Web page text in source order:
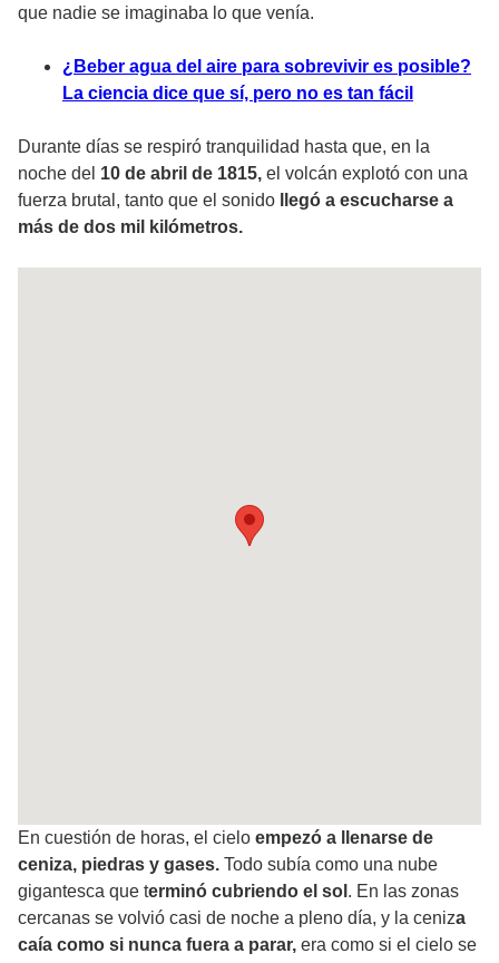
que nadie se imaginaba lo que venía.
¿Beber agua del aire para sobrevivir es posible?
La ciencia dice que sí, pero no es tan fácil
Durante días se respiró tranquilidad hasta que, en la
noche del 10 de abril de 1815, el volcán explotó con una
fuerza brutal, tanto que el sonido
llegó a escucharse a
más de dos mil kilómetros.
En cuestión de horas, el cielo empezó a llenarse de
ceniza, piedras y gases. Todo subía como una nube
gigantesca que terminó cubriendo el sol . En las zonas
cercanas se volvió casi de noche a pleno día, y la ceniza
caía como si nunca fuera a parar, era como si el cielo se